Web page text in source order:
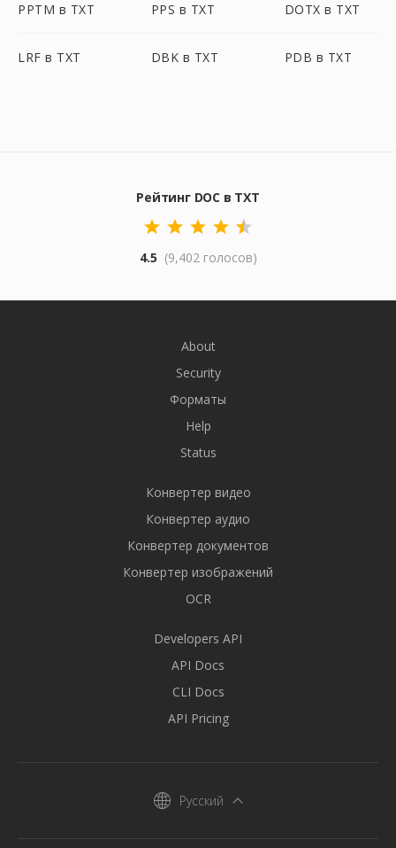
PPTM в TXT PPS в TXT DOTX в TXT
LRF в TXT DBK в TXT PDB в TXT
Рейтинг DOC в TXT
4.5 (9,402 голосов)
About
Security
Форматы
Help
Status
Конвертер видео
Конвертер аудио
Конвертер документов
Конвертер изображений
OCR
Developers API
API Docs
CLI Docs
API Pricing
Русский